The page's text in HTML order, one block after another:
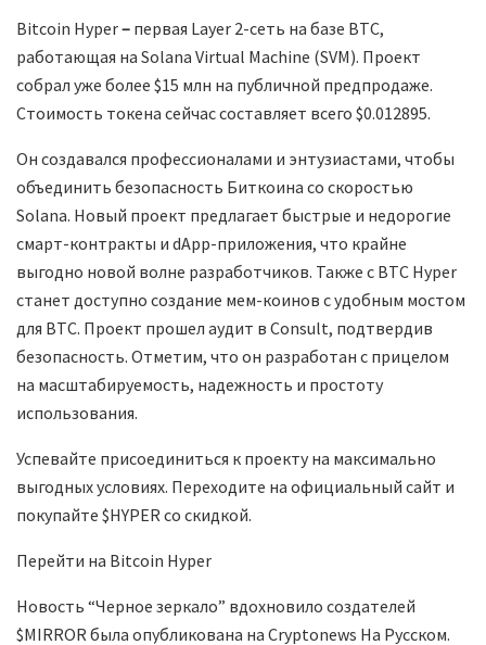
Bitcoin Hyper– первая Layer 2-сеть на базе BTC,
работающая на Solana Virtual Machine (SVM). Проект
собрал уже более $15 млн на публичной предпродаже.
Стоимость токена сейчас составляет всего $0.012895.
Он создавался профессионалами и энтузиастами, чтобы
объединить безопасность Биткоина со скоростью
Solana. Новый проект предлагает быстрые и недорогие
смарт-контракты и dApp-приложения, что крайне
выгодно новой волне разработчиков. Также с BTC Hyper
станет доступно создание мем-коинов с удобным мостом
для BTC. Проект прошел аудит в Consult, подтвердив
безопасность. Отметим, что он разработан с прицелом
на масштабируемость, надежность и простоту
использования.
Успевайте присоединиться к проекту на максимально
выгодных условиях. Переходите на официальный сайт и
покупайте $HYPER со скидкой.
Перейти на Bitcoin Hyper
Новость “Черное зеркало” вдохновило создателей
$MIRROR была опубликована на Cryptonews На Русском.